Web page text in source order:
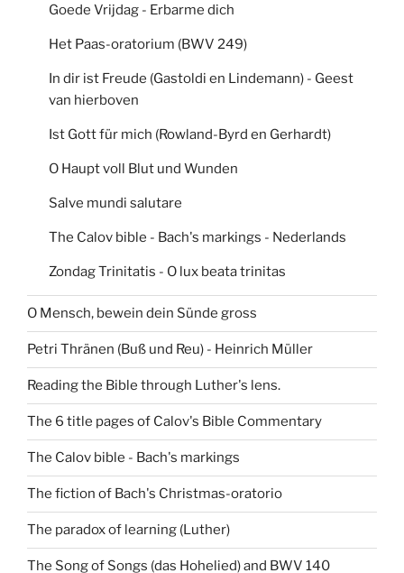
Goede Vrijdag - Erbarme dich
Het Paas-oratorium (BWV 249)
In dir ist Freude (Gastoldi en Lindemann) - Geest
van hierboven
Ist Gott für mich (Rowland-Byrd en Gerhardt)
O Haupt voll Blut und Wunden
Salve mundi salutare
The Calov bible - Bach's markings - Nederlands
Zondag Trinitatis - O lux beata trinitas
O Mensch, bewein dein Sünde gross
Petri Thränen (Buß und Reu) - Heinrich Müller
Reading the Bible through Luther's lens.
The 6 title pages of Calov's Bible Commentary
The Calov bible - Bach's markings
The fiction of Bach's Christmas-oratorio
The paradox of learning (Luther)
The Song of Songs (das Hohelied) and BWV 140